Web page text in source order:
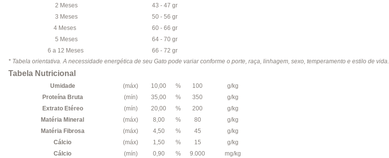
2 Meses
43 - 47 gr
3 Meses
50 - 56 gr
4 Meses
60 - 66 gr
5 Meses
64 - 70 gr
6 a 12 Meses
66 - 72 gr
* Tabela orientativa. A necessidade energética de seu Gato pode variar conforme o porte, raça, linhagem, sexo, temperamento e estilo de vida.
Tabela Nutricional
Umidade (máx) 10,00 % 100
g/kg
Proteína Bruta
(mín) 35,00 % 350
g/kg
Extrato Etéreo
(mín) 20,00 % 200
g/kg
Matéria Mineral
(máx) 8,00 % 80
g/kg
Matéria Fibrosa
(máx) 4,50 % 45
g/kg
Cálcio
(máx) 1,50 % 15
g/kg
Cálcio
(mín) 0,90 % 9.000
mg/kg